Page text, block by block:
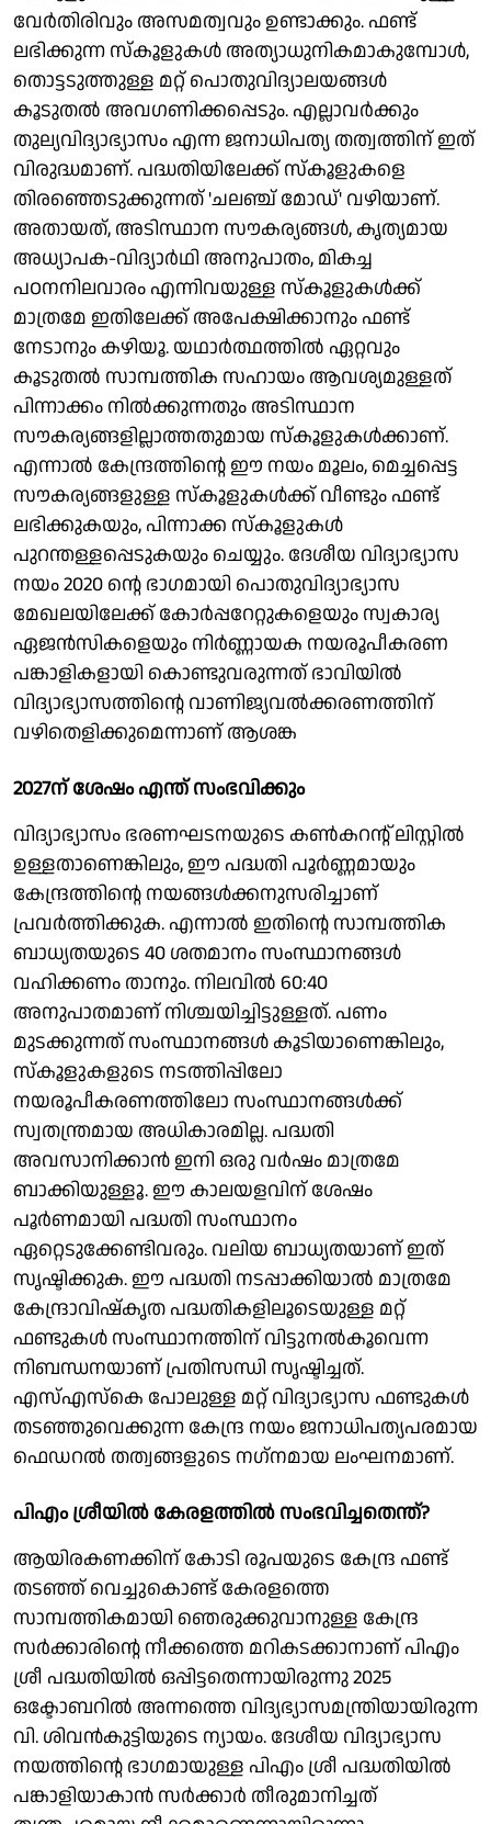
വേര്‍തിരിവും അസമത്വവും ഉണ്ടാക്കും. ഫണ്ട്
ലഭിക്കുന്ന സ്‌കൂളുകള്‍ അത്യാധുനികമാകുമ്പോള്‍,
തൊട്ടടുത്തുള്ള മറ്റ് പൊതുവിദ്യാലയങ്ങള്‍
കൂടുതല്‍ അവഗണിക്കപ്പെടും. എല്ലാവര്‍ക്കും
തുല്യവിദ്യാഭ്യാസം എന്ന ജനാധിപത്യ തത്വത്തിന് ഇത്
വിരുദ്ധമാണ്. പദ്ധതിയിലേക്ക് സ്‌കൂളുകളെ
തിരഞ്ഞെടുക്കുന്നത് 'ചലഞ്ച് മോഡ്' വഴിയാണ്.
അതായത്, അടിസ്ഥാന സൗകര്യങ്ങള്‍, കൃത്യമായ
അധ്യാപക-വിദ്യാര്‍ഥി അനുപാതം, മികച്ച
പഠനനിലവാരം എന്നിവയുള്ള സ്‌കൂളുകള്‍ക്ക്
മാത്രമേ ഇതിലേക്ക് അപേക്ഷിക്കാനും ഫണ്ട്
നേടാനും കഴിയൂ. യഥാര്‍ത്ഥത്തില്‍ ഏറ്റവും
കൂടുതല്‍ സാമ്പത്തിക സഹായം ആവശ്യമുള്ളത്
പിന്നാക്കം നില്‍ക്കുന്നതും അടിസ്ഥാന
സൗകര്യങ്ങളില്ലാത്തതുമായ സ്‌കൂളുകള്‍ക്കാണ്.
എന്നാല്‍ കേന്ദ്രത്തിന്റെ ഈ നയം മൂലം, മെച്ചപ്പെട്ട
സൗകര്യങ്ങളുള്ള സ്‌കൂളുകള്‍ക്ക് വീണ്ടും ഫണ്ട്
ലഭിക്കുകയും, പിന്നാക്ക സ്‌കൂളുകള്‍
പുറന്തള്ളപ്പെടുകയും ചെയ്യും. ദേശീയ വിദ്യാഭ്യാസ
നയം 2020 ന്റെ ഭാഗമായി പൊതുവിദ്യാഭ്യാസ
മേഖലയിലേക്ക് കോര്‍പ്പറേറ്റുകളെയും സ്വകാര്യ
ഏജന്‍സികളെയും നിര്‍ണ്ണായക നയരൂപീകരണ
പങ്കാളികളായി കൊണ്ടുവരുന്നത് ഭാവിയില്‍
വിദ്യാഭ്യാസത്തിന്റെ വാണിജ്യവല്‍ക്കരണത്തിന്
വഴിതെളിക്കുമെന്നാണ് ആശങ്ക
2027ന് ശേഷം എന്ത് സംഭവിക്കും
വിദ്യാഭ്യാസം ഭരണഘടനയുടെ കണ്‍കറന്റ് ലിസ്റ്റില്‍
ഉള്ളതാണെങ്കിലും, ഈ പദ്ധതി പൂര്‍ണ്ണമായും
കേന്ദ്രത്തിന്റെ നയങ്ങള്‍ക്കനുസരിച്ചാണ്
പ്രവര്‍ത്തിക്കുക. എന്നാല്‍ ഇതിന്റെ സാമ്പത്തിക
ബാധ്യതയുടെ 40 ശതമാനം സംസ്ഥാനങ്ങള്‍
വഹിക്കണം താനും. നിലവില്‍ 60:40
അനുപാതമാണ് നിശ്ചയിച്ചിട്ടുള്ളത്. പണം
മുടക്കുന്നത് സംസ്ഥാനങ്ങള്‍ കൂടിയാണെങ്കിലും,
സ്‌കൂളുകളുടെ നടത്തിപ്പിലോ
നയരൂപീകരണത്തിലോ സംസ്ഥാനങ്ങള്‍ക്ക്
സ്വതന്ത്രമായ അധികാരമില്ല. പദ്ധതി
അവസാനിക്കാന്‍ ഇനി ഒരു വര്‍ഷം മാത്രമേ
ബാക്കിയുള്ളൂ. ഈ കാലയളവിന് ശേഷം
പൂര്‍ണമായി പദ്ധതി സംസ്ഥാനം
ഏറ്റെടുക്കേണ്ടിവരും. വലിയ ബാധ്യതയാണ് ഇത്
സൃഷ്ടിക്കുക. ഈ പദ്ധതി നടപ്പാക്കിയാല്‍ മാത്രമേ
കേന്ദ്രാവിഷ്‌കൃത പദ്ധതികളിലൂടെയുള്ള മറ്റ്
ഫണ്ടുകള്‍ സംസ്ഥാനത്തിന് വിട്ടുനല്‍കൂവെന്ന
നിബന്ധനയാണ് പ്രതിസന്ധി സൃഷ്ടിച്ചത്.
എസ്എസ്കെ പോലുള്ള മറ്റ് വിദ്യാഭ്യാസ ഫണ്ടുകള്‍
തടഞ്ഞുവെക്കുന്ന കേന്ദ്ര നയം ജനാധിപത്യപരമായ
ഫെഡറല്‍ തത്വങ്ങളുടെ നഗ്‌നമായ ലംഘനമാണ്.
പിഎം ശ്രീയില്‍ കേരളത്തില്‍ സംഭവിച്ചതെന്ത്?
ആയിരകണക്കിന് കോടി രൂപയുടെ കേന്ദ്ര ഫണ്ട്
തടഞ്ഞ് വെച്ചുകൊണ്ട് കേരളത്തെ
സാമ്പത്തികമായി ഞെരുക്കുവാനുള്ള കേന്ദ്ര
സര്‍ക്കാരിന്റെ നീക്കത്തെ മറികടക്കാനാണ് പിഎം
ശ്രീ പദ്ധതിയില്‍ ഒപ്പിട്ടതെന്നായിരുന്നു 2025
ഒക്ടോബറില്‍ അന്നത്തെ വിദ്യഭ്യാസമന്ത്രിയായിരുന്ന
വി. ശിവന്‍കുട്ടിയുടെ ന്യായം. ദേശീയ വിദ്യാഭ്യാസ
നയത്തിന്റെ ഭാഗമായുള്ള പിഎം ശ്രീ പദ്ധതിയില്‍
പങ്കാളിയാകാന്‍ സര്‍ക്കാര്‍ തീരുമാനിച്ചത്